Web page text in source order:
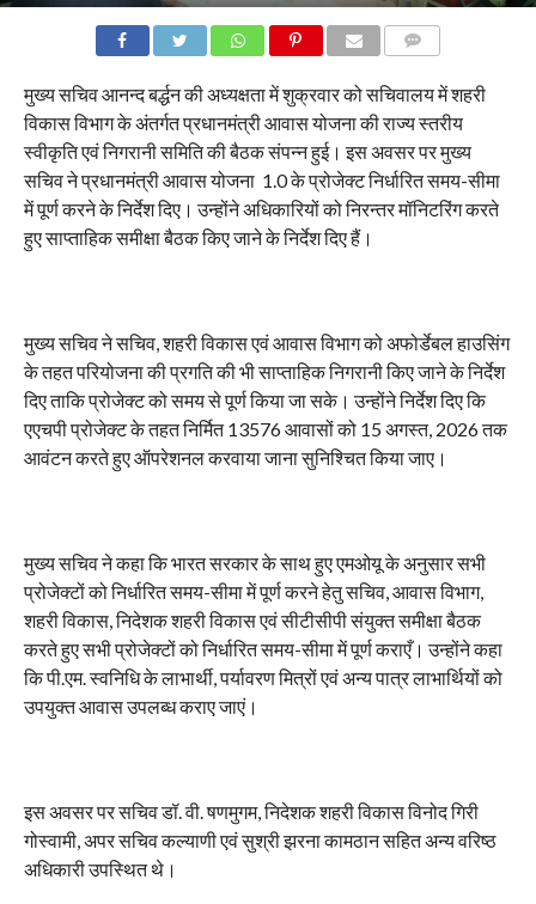
मुख्य सचिव आनन्द बर्द्धन की अध्यक्षता में शुक्रवार को सचिवालय में शहरी
विकास विभाग के अंतर्गत प्रधानमंत्री आवास योजना की राज्य स्तरीय
स्वीकृति एवं निगरानी समिति की बैठक संपन्न हुई। इस अवसर पर मुख्य
सचिव ने प्रधानमंत्री आवास योजना 1.0 के प्रोजेक्ट निर्धारित समय-सीमा
में पूर्ण करने के निर्देश दिए। उन्होंने अधिकारियों को निरन्तर मॉनिटरिंग करते
हुए साप्ताहिक समीक्षा बैठक किए जाने के निर्देश दिए हैं।
मुख्य सचिव ने सचिव, शहरी विकास एवं आवास विभाग को अफोर्डेबल हाउसिंग
के तहत परियोजना की प्रगति की भी साप्ताहिक निगरानी किए जाने के निर्देश
दिए ताकि प्रोजेक्ट को समय से पूर्ण किया जा सके। उन्होंने निर्देश दिए कि
एएचपी प्रोजेक्ट के तहत निर्मित 13576 आवासों को 15 अगस्त, 2026 तक
आवंटन करते हुए ऑपरेशनल करवाया जाना सुनिश्चित किया जाए।
मुख्य सचिव ने कहा कि भारत सरकार के साथ हुए एमओयू के अनुसार सभी
प्रोजेक्टों को निर्धारित समय-सीमा में पूर्ण करने हेतु सचिव, आवास विभाग,
शहरी विकास, निदेशक शहरी विकास एवं सीटीसीपी संयुक्त समीक्षा बैठक
करते हुए सभी प्रोजेक्टों को निर्धारित समय-सीमा में पूर्ण कराएँ। उन्होंने कहा
कि पी.एम. स्वनिधि के लाभार्थी, पर्यावरण मित्रों एवं अन्य पात्र लाभार्थियों को
उपयुक्त आवास उपलब्ध कराए जाएं।
इस अवसर पर सचिव डॉ. वी. षणमुगम, निदेशक शहरी विकास विनोद गिरी
गोस्वामी, अपर सचिव कल्याणी एवं सुश्री झरना कामठान सहित अन्य वरिष्ठ
अधिकारी उपस्थित थे।